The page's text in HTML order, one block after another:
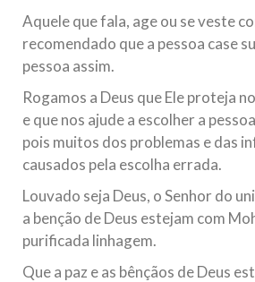
Aquele que fala, age ou se veste
recomendado que a pessoa case
pessoa assim.
Rogamos a Deus que Ele proteja
e que nos ajude a escolher a
pois muitos dos problemas e das
causados pela escolha errada.
Louvado seja Deus, o Senhor do
a benção de Deus estejam com
purificada linhagem.
Que a paz e as bênçãos de Deus